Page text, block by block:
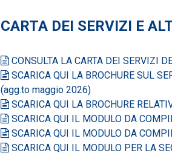
CARTA DEI SERVIZI E
CONSULTA LA CARTA DEI SERVIZI
SCARICA QUI LA BROCHURE SUL
(agg.to maggio 2026)
SCARICA QUI LA BROCHURE
SCARICA QUI IL MODULO DA
SCARICA QUI IL MODULO DA
SCARICA QUI IL MODULO PER LA